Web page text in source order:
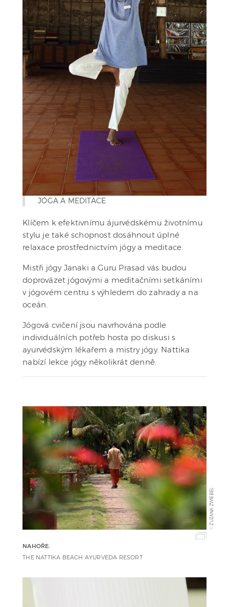
JÓGA A MEDITACE
Klíčem k efektivnímu ájurvédskému životnímu
stylu je také schopnost dosáhnout úplné
relaxace prostřednictvím jógy a meditace.
Mistři jógy Janaki a Guru Prasad vás budou
doprovázet jógovými a meditačními setkáními
v jógovém centru s výhledem do zahrady a na
oceán.
Jógová cvičení jsou navrhována podle
individuálních potřeb hosta po diskusi s
ayurvédským lékařem a mistry jógy. Nattika
nabízí lekce jógy několikrát denně.
©
ZUZANA ZWIEBEL
NAHOŘE:
THE NATTIKA BEACH AYURVEDA RESORT